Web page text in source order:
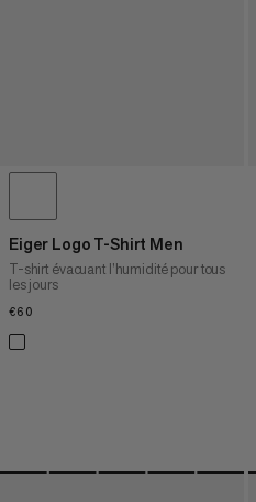
Eiger Logo T-Shirt Men
T-shirt évacuant l’humidité pour tous
les jours
€60